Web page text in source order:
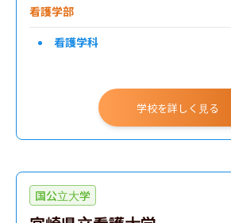
看護学部
看護学科
学校を詳しく見る
国公立大学